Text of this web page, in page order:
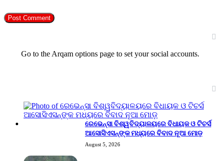
Go to the Arqam options page to set your social accounts.
ରେଭେନ୍ସା ବିଶ୍ୱବିଦ୍ୟାଳୟରେ ବିଧାୟକ ଓ ଟିଚର୍ସ
ଆସୋସିଏସନ୍‌ଙ୍କ ମଧ୍ୟରେ ବିବାଦ ନୂଆ ମୋଡ଼
August 5, 2026